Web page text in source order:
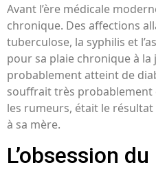
Avant l’ère médicale
chronique. Des affections
tuberculose, la syphilis et
pour sa plaie chronique à
probablement atteint de
souffrait très probablement
les rumeurs, était le résultat
à sa mère.
L’obsession